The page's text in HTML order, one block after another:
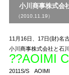
小川商事株式会
（2010.11.19）
11月16日、17日(財)名
小川商事株式会社と石
??AOIMI
2011S/S AOIMI